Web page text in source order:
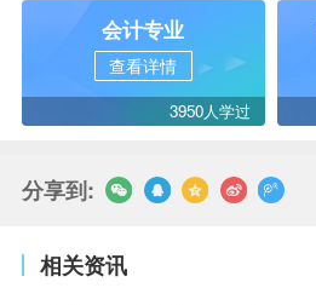
会计专业
查看详情
3950人学过
分享到:
相关资讯